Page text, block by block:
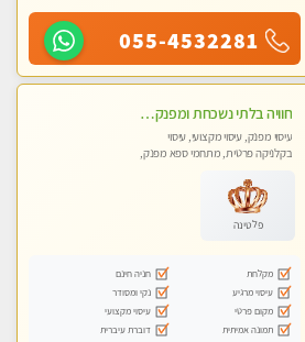
055-4532281
חוויה בלתי נשכחת ומפנקת במיוחד
עיסוי מפנק, עיסוי מקצועי, עיסוי
בקלניקה פרטית, מתחמי ספא מפנק,
פלטינה
מקלחת
חניה חינם
עיסוי מרגיע
נקי ומסודר
מקום פרטי
עיסוי מקצועי
תמונה אמיתית
דוברת עיברית